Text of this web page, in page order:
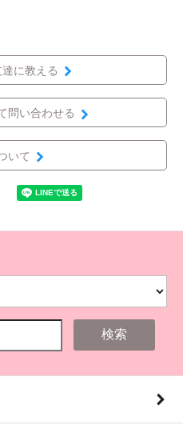
に教える
問い合わせる
いて
検索